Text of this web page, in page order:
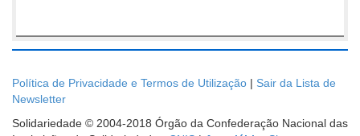
Política de Privacidade e Termos de Utilização | Sair da Lista de
Newsletter
Solidariedade © 2004-2018 Órgão da Confederação Nacional das